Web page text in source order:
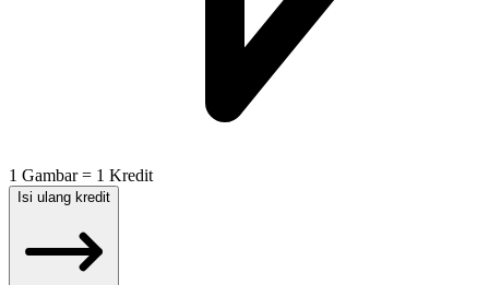
1 Gambar = 1 Kredit
Isi ulang kredit